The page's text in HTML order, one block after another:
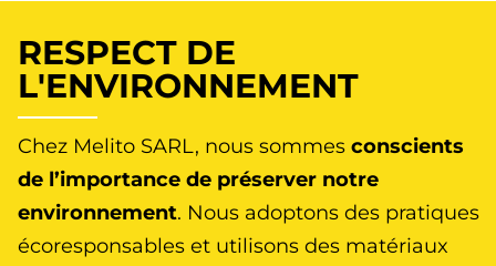
RESPECT DE
L'ENVIRONNEMENT
Chez Melito SARL, nous sommes conscients
de l’importance de préserver notre
environnement. Nous adoptons des pratiques
écoresponsables et utilisons des matériaux